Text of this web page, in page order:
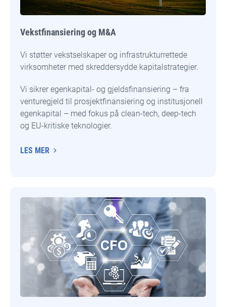
Vekstfinansiering og M&A
Vi støtter vekstselskaper og infrastrukturrettede
virksomheter med skreddersydde kapitalstrategier.
Vi sikrer egenkapital- og gjeldsfinansiering – fra
venturegjeld til prosjektfinansiering og institusjonell
egenkapital – med fokus på clean-tech, deep-tech
og EU-kritiske teknologier.
LES MER